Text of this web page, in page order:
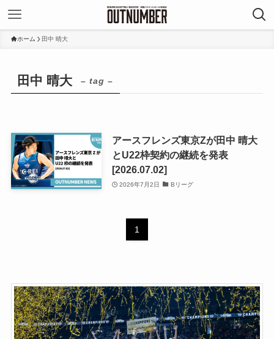
ホーム 田中 晴大
田中 晴大 – tag –
アースフレンズ東京Zが田中 晴大
とU22枠契約の継続を発表
[2026.07.02]
2026年7月2日 Bリーグ
1